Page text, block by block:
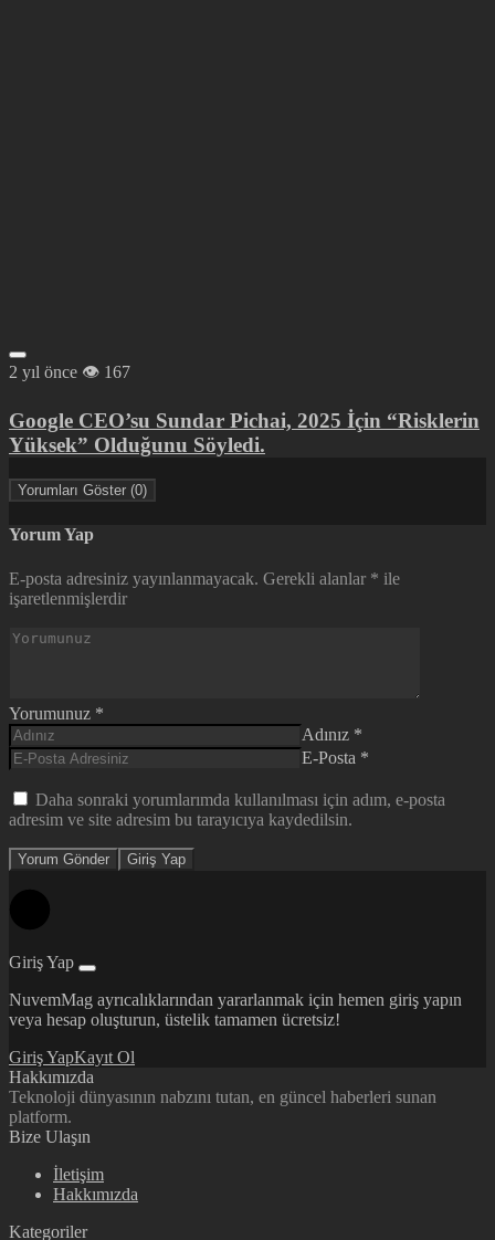
2 yıl önce 167
Google CEO’su Sundar Pichai, 2025 İçin “Risklerin
Yüksek” Olduğunu Söyledi.
Yorumları Göster (0)
Yorum Yap
E-posta adresiniz yayınlanmayacak. Gerekli alanlar * ile
işaretlenmişlerdir
Yorumunuz *
Adınız *
E-Posta *
Daha sonraki yorumlarımda kullanılması için adım, e-posta
adresim ve site adresim bu tarayıcıya kaydedilsin.
Yorum Gönder Giriş Yap
Giriş Yap
NuvemMag ayrıcalıklarından yararlanmak için hemen giriş yapın
veya hesap oluşturun, üstelik tamamen ücretsiz!
Giriş YapKayıt Ol
Hakkımızda
Teknoloji dünyasının nabzını tutan, en güncel haberleri sunan
platform.
Bize Ulaşın
İletişim
Hakkımızda
Kategoriler